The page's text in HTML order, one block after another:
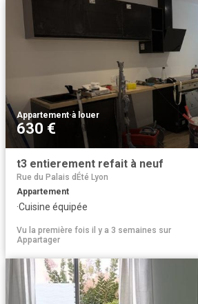
Appartement·à louer
630 €
t3 entierement refait à neuf
Rue du Palais dÉté Lyon
Appartement
·Cuisine équipée
Vu la première fois il y a 3 semaines sur
Appartager